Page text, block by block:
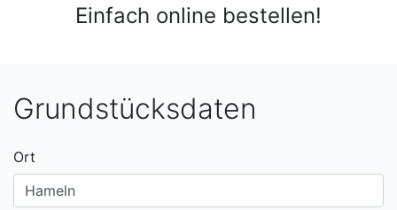
Einfach online bestellen!
Grundstücksdaten
Ort